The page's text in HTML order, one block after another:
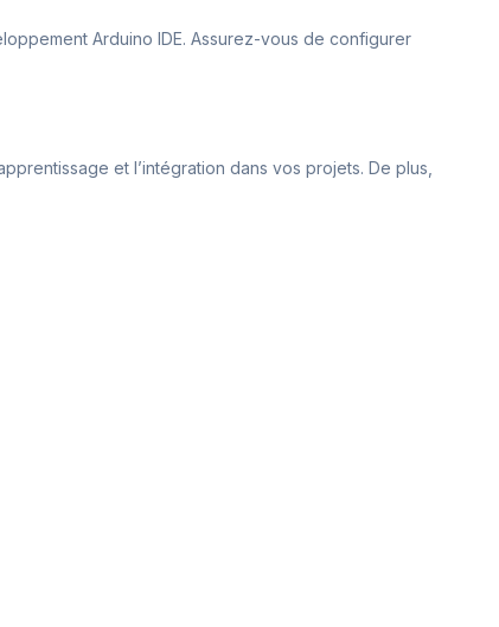
Arduino IDE. Assurez-vous de configurer
et l’intégration dans vos projets. De plus,